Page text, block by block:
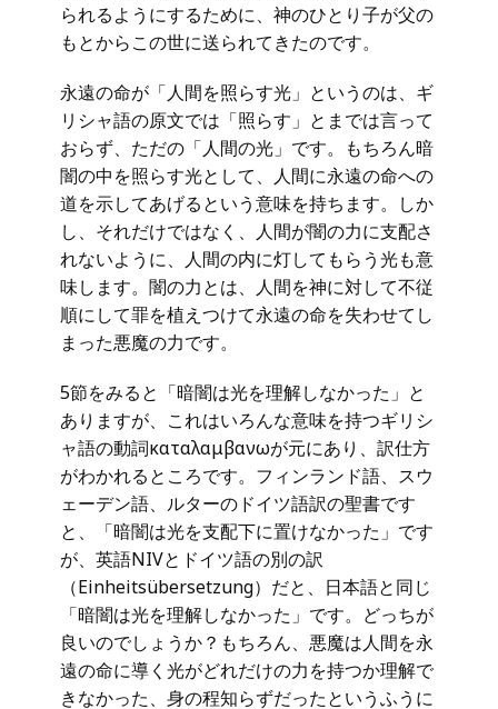
られるようにするために、神のひとり子が父の
もとからこの世に送られてきたのです。
永遠の命が「人間を照らす光」というのは、ギ
リシャ語の原文では「照らす」とまでは言って
おらず、ただの「人間の光」です。もちろん暗
闇の中を照らす光として、人間に永遠の命への
道を示してあげるという意味を持ちます。しか
し、それだけではなく、人間が闇の力に支配さ
れないように、人間の内に灯してもらう光も意
味します。闇の力とは、人間を神に対して不従
順にして罪を植えつけて永遠の命を失わせてし
まった悪魔の力です。
5節をみると「暗闇は光を理解しなかった」と
ありますが、これはいろんな意味を持つギリシ
ャ語の動詞καταλαμβανωが元にあり、訳仕方
がわかれるところです。フィンランド語、スウ
ェーデン語、ルターのドイツ語訳の聖書です
と、「暗闇は光を支配下に置けなかった」です
が、英語NIVとドイツ語の別の訳
（Einheitsübersetzung）だと、日本語と同じ
「暗闇は光を理解しなかった」です。どっちが
良いのでしょうか？もちろん、悪魔は人間を永
遠の命に導く光がどれだけの力を持つか理解で
きなかった、身の程知らずだったというふうに